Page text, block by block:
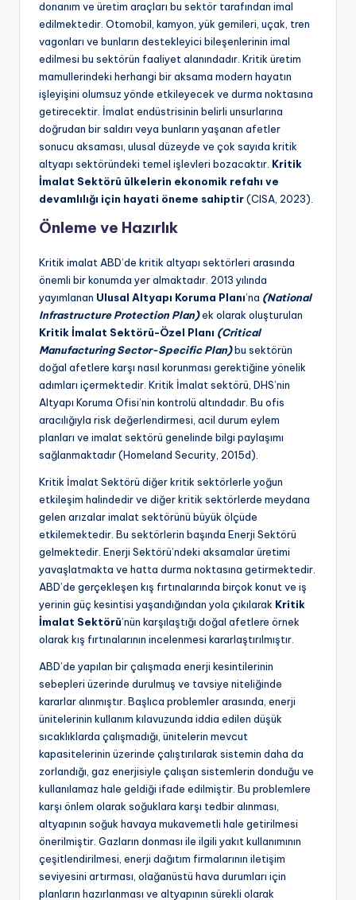
donanım ve üretim araçları bu sektör tarafından imal
edilmektedir. Otomobil, kamyon, yük gemileri, uçak, tren
vagonları ve bunların destekleyici bileşenlerinin imal
edilmesi bu sektörün faaliyet alanındadır. Kritik üretim
mamullerindeki herhangi bir aksama modern hayatın
işleyişini olumsuz yönde etkileyecek ve durma noktasına
getirecektir. İmalat endüstrisinin belirli unsurlarına
doğrudan bir saldırı veya bunların yaşanan afetler
sonucu aksaması, ulusal düzeyde ve çok sayıda kritik
altyapı sektöründeki temel işlevleri bozacaktır. Kritik
İmalat Sektörü ülkelerin ekonomik refahı ve
devamlılığı için hayati öneme sahiptir(CISA, 2023).
Önleme ve Hazırlık
Kritik imalat ABD’de kritik altyapı sektörleri arasında
önemli bir konumda yer almaktadır. 2013 yılında
yayımlanan Ulusal Altyapı Koruma Planı’na (National
Infrastructure Protection Plan)ek olarak oluşturulan
Kritik İmalat Sektörü-Özel Planı (Critical
Manufacturing Sector-Specific Plan)bu sektörün
doğal afetlere karşı nasıl korunması gerektiğine yönelik
adımları içermektedir. Kritik İmalat sektörü, DHS’nin
Altyapı Koruma Ofisi’nin kontrolü altındadır. Bu ofis
aracılığıyla risk değerlendirmesi, acil durum eylem
planları ve imalat sektörü genelinde bilgi paylaşımı
sağlanmaktadır (Homeland Security, 2015d).
Kritik İmalat Sektörü diğer kritik sektörlerle yoğun
etkileşim halindedir ve diğer kritik sektörlerde meydana
gelen arızalar imalat sektörünü büyük ölçüde
etkilemektedir. Bu sektörlerin başında Enerji Sektörü
gelmektedir. Enerji Sektörü’ndeki aksamalar üretimi
yavaşlatmakta ve hatta durma noktasına getirmektedir.
ABD’de gerçekleşen kış fırtınalarında birçok konut ve iş
yerinin güç kesintisi yaşandığından yola çıkılarak Kritik
İmalat Sektörü’nün karşılaştığı doğal afetlere örnek
olarak kış fırtınalarının incelenmesi kararlaştırılmıştır.
ABD’de yapılan bir çalışmada enerji kesintilerinin
sebepleri üzerinde durulmuş ve tavsiye niteliğinde
kararlar alınmıştır. Başlıca problemler arasında, enerji
ünitelerinin kullanım kılavuzunda iddia edilen düşük
sıcaklıklarda çalışmadığı, ünitelerin mevcut
kapasitelerinin üzerinde çalıştırılarak sistemin daha da
zorlandığı, gaz enerjisiyle çalışan sistemlerin donduğu ve
kullanılamaz hale geldiği ifade edilmiştir. Bu problemlere
karşı önlem olarak soğuklara karşı tedbir alınması,
altyapının soğuk havaya mukavemetli hale getirilmesi
önerilmiştir. Gazların donması ile ilgili yakıt kullanımının
çeşitlendirilmesi, enerji dağıtım firmalarının iletişim
seviyesini artırması, olağanüstü hava durumları için
planların hazırlanması ve altyapının sürekli olarak